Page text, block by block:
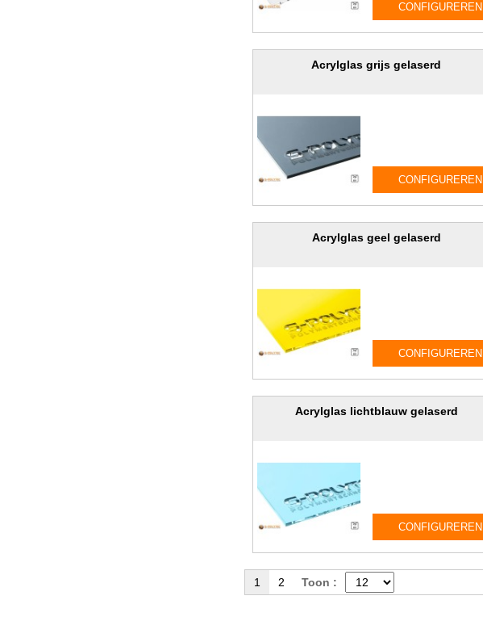
CONFIGUREREN
Acrylglas grijs gelaserd
CONFIGUREREN
Acrylglas geel gelaserd
CONFIGUREREN
Acrylglas lichtblauw gelaserd
CONFIGUREREN
Toon :
1 2